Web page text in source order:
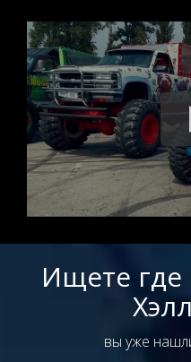
Ищете где
вы уже